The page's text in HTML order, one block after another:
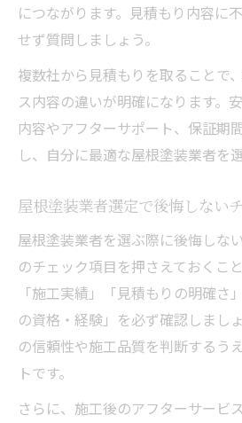
につながります。見積もり内容に
せず質問しましょう。
複数社から見積もりを取ることで
ス内容の違いが明確になります。
内容やアフターサポート、保証期
し、自分に最適な屋根塗装業者を
屋根塗装業者選定で後悔しない
屋根塗装業者を選ぶ際に後悔しな
のチェック項目を押さえておくこ
「施工実績」「見積もりの明確さ
の資格・経験」を必ず確認しまし
の信頼性や施工品質を判断するう
トです。
さらに、施工後のアフターサービ